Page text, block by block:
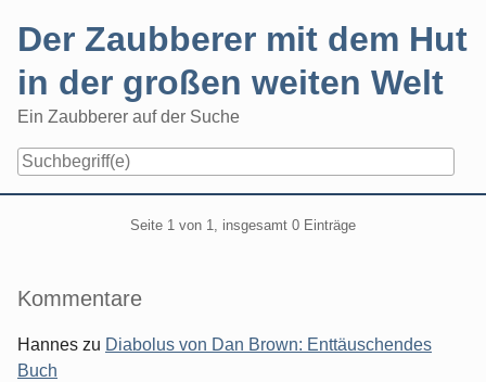
Der Zaubberer mit dem Hut
in der großen weiten Welt
Ein Zaubberer auf der Suche
Seite 1 von 1, insgesamt 0 Einträge
Seitenleiste
Kommentare
Hannes zu Diabolus von Dan Brown: Enttäuschendes
Buch